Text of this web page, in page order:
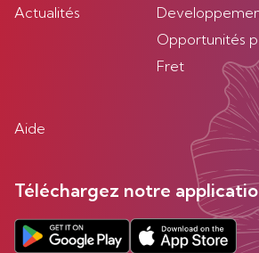
Actualités
Opportunités
Fret
Aide
Téléchargez notre